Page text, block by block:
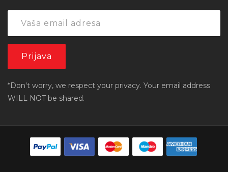
*Don't worry, we respect your privacy. Your email address
WILL NOT be shared.